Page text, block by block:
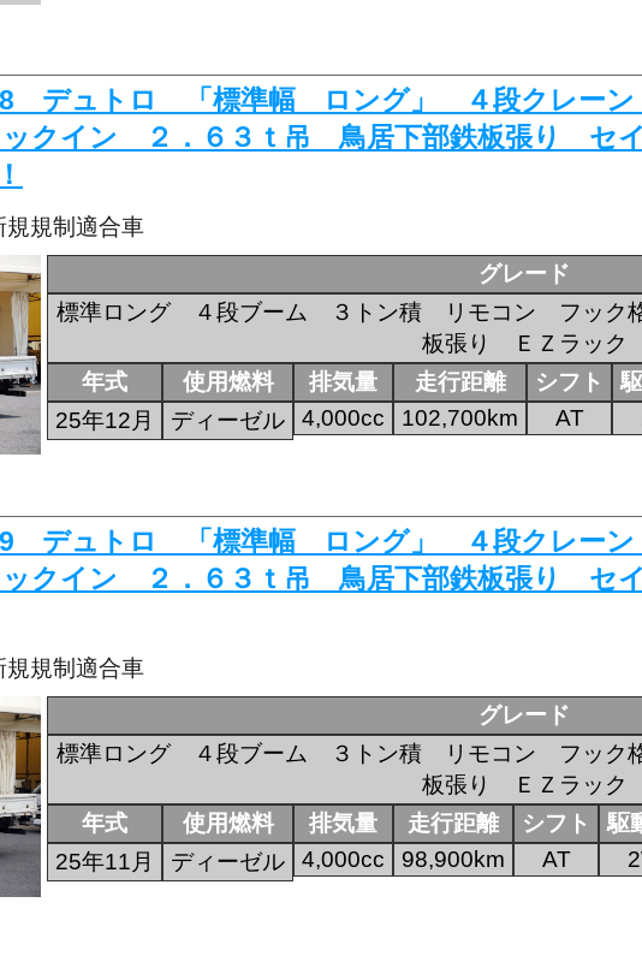
デュトロ 「標準幅 ロング」 ４段クレー
クイン ２．６３ｔ吊 鳥居下部鉄板張り セ
規制適合車
グレード
標準ロング ４段ブーム ３トン積 リモコン フック
板張り ＥＺラック
年式
25年12月
使用燃料
ディーゼル
排気量
4,000cc
走行距離
102,700km
シフト
AT
デュトロ 「標準幅 ロング」 ４段クレー
クイン ２．６３ｔ吊 鳥居下部鉄板張り セ
規制適合車
グレード
標準ロング ４段ブーム ３トン積 リモコン フック
板張り ＥＺラック
年式
25年11月
使用燃料
ディーゼル
排気量
4,000cc
走行距離
98,900km
シフト
AT
駆